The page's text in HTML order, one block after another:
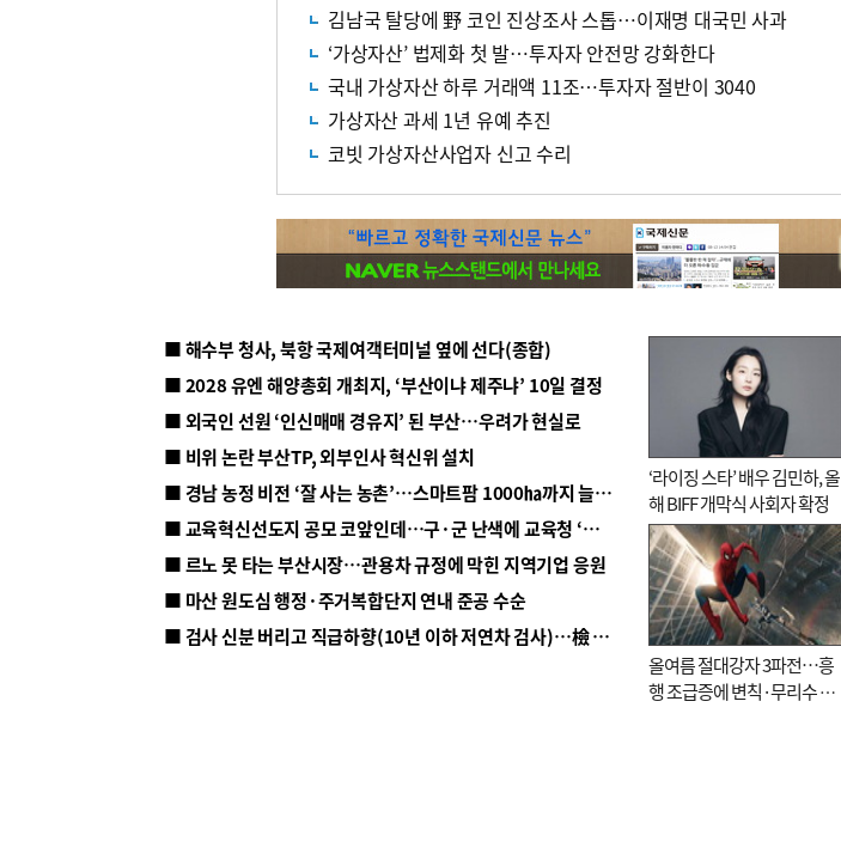
김남국 탈당에 野 코인 진상조사 스톱…이재명 대국민 사과
‘가상자산’ 법제화 첫 발…투자자 안전망 강화한다
국내 가상자산 하루 거래액 11조…투자자 절반이 3040
가상자산 과세 1년 유예 추진
코빗 가상자산사업자 신고 수리
■ 해수부 청사, 북항 국제여객터미널 옆에 선다(종합)
■ 2028 유엔 해양총회 개최지, ‘부산이냐 제주냐’ 10일 결정
■ 외국인 선원 ‘인신매매 경유지’ 된 부산…우려가 현실로
■ 비위 논란 부산TP, 외부인사 혁신위 설치
■ 경남 농정 비전 ‘잘 사는 농촌’…스마트팜 1000㏊까지 늘린다
■ 교육혁신선도지 공모 코앞인데…구·군 난색에 교육청 ‘쩔쩔’
■ 르노 못 타는 부산시장…관용차 규정에 막힌 지역기업 응원
■ 마산 원도심 행정·주거복합단지 연내 준공 수순
■ 검사 신분 버리고 직급하향(10년 이하 저연차 검사)…檢 중수청행 기피
‘라이징 스타’ 배우 김민하, 올
해 BIFF 개막식 사회자 확정
올여름 절대강자 3파전…흥
행 조급증에 변칙·무리수 마